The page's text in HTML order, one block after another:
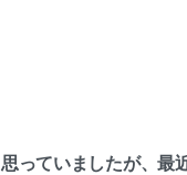
っていましたが、最